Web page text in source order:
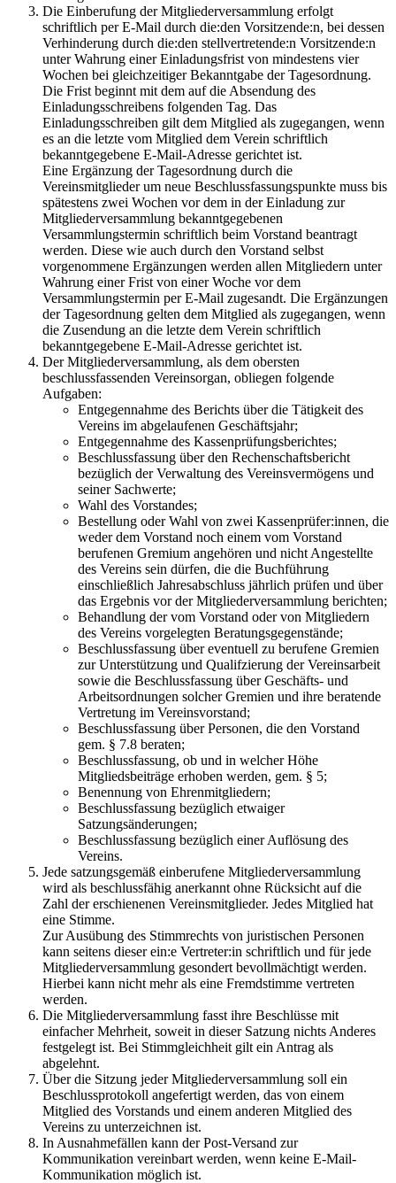
Die Einberufung der Mitgliederversammlung erfolgt
schriftlich per E-Mail durch die:den Vorsitzende:n, bei dessen
Verhinderung durch die:den stellvertretende:n Vorsitzende:n
unter Wahrung einer Einladungsfrist von mindestens vier
Wochen bei gleichzeitiger Bekanntgabe der Tagesordnung.
Die Frist beginnt mit dem auf die Absendung des
Einladungsschreibens folgenden Tag. Das
Einladungsschreiben gilt dem Mitglied als zugegangen, wenn
es an die letzte vom Mitglied dem Verein schriftlich
bekanntgegebene E-Mail-Adresse gerichtet ist.
Eine Ergänzung der Tagesordnung durch die
Vereinsmitglieder um neue Beschlussfassungspunkte muss bis
spätestens zwei Wochen vor dem in der Einladung zur
Mitgliederversammlung bekanntgegebenen
Versammlungstermin schriftlich beim Vorstand beantragt
werden. Diese wie auch durch den Vorstand selbst
vorgenommene Ergänzungen werden allen Mitgliedern unter
Wahrung einer Frist von einer Woche vor dem
Versammlungstermin per E-Mail zugesandt. Die Ergänzungen
der Tagesordnung gelten dem Mitglied als zugegangen, wenn
die Zusendung an die letzte dem Verein schriftlich
bekanntgegebene E-Mail-Adresse gerichtet ist.
Der Mitgliederversammlung, als dem obersten
beschlussfassenden Vereinsorgan, obliegen folgende
Aufgaben:
Entgegennahme des Berichts über die Tätigkeit des
Vereins im abgelaufenen Geschäftsjahr;
Entgegennahme des Kassenprüfungsberichtes;
Beschlussfassung über den Rechenschaftsbericht
bezüglich der Verwaltung des Vereinsvermögens und
seiner Sachwerte;
Wahl des Vorstandes;
Bestellung oder Wahl von zwei Kassenprüfer:innen, die
weder dem Vorstand noch einem vom Vorstand
berufenen Gremium angehören und nicht Angestellte
des Vereins sein dürfen, die die Buchführung
einschließlich Jahresabschluss jährlich prüfen und über
das Ergebnis vor der Mitgliederversammlung berichten;
Behandlung der vom Vorstand oder von Mitgliedern
des Vereins vorgelegten Beratungsgegenstände;
Beschlussfassung über eventuell zu berufene Gremien
zur Unterstützung und Qualifzierung der Vereinsarbeit
sowie die Beschlussfassung über Geschäfts- und
Arbeitsordnungen solcher Gremien und ihre beratende
Vertretung im Vereinsvorstand;
Beschlussfassung über Personen, die den Vorstand
gem. § 7.8 beraten;
Beschlussfassung, ob und in welcher Höhe
Mitgliedsbeiträge erhoben werden, gem. § 5;
Benennung von Ehrenmitgliedern;
Beschlussfassung bezüglich etwaiger
Satzungsänderungen;
Beschlussfassung bezüglich einer Auflösung des
Vereins.
Jede satzungsgemäß einberufene Mitgliederversammlung
wird als beschlussfähig anerkannt ohne Rücksicht auf die
Zahl der erschienenen Vereinsmitglieder. Jedes Mitglied hat
eine Stimme.
Zur Ausübung des Stimmrechts von juristischen Personen
kann seitens dieser ein:e Vertreter:in schriftlich und für jede
Mitgliederversammlung gesondert bevollmächtigt werden.
Hierbei kann nicht mehr als eine Fremdstimme vertreten
werden.
Die Mitgliederversammlung fasst ihre Beschlüsse mit
einfacher Mehrheit, soweit in dieser Satzung nichts Anderes
festgelegt ist. Bei Stimmgleichheit gilt ein Antrag als
abgelehnt.
Über die Sitzung jeder Mitgliederversammlung soll ein
Beschlussprotokoll angefertigt werden, das von einem
Mitglied des Vorstands und einem anderen Mitglied des
Vereins zu unterzeichnen ist.
In Ausnahmefällen kann der Post-Versand zur
Kommunikation vereinbart werden, wenn keine E-Mail-
Kommunikation möglich ist.